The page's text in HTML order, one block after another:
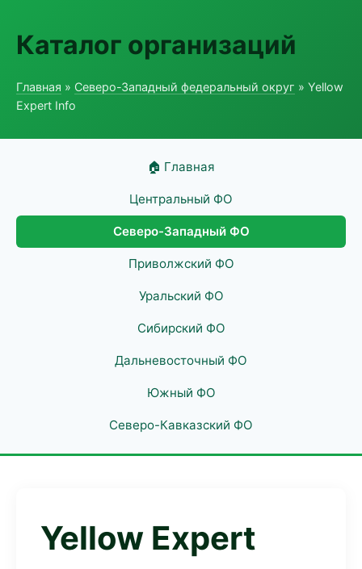
Каталог организаций
Главная » Северо-Западный федеральный округ » Yellow
Expert Info
🏠 Главная
Центральный ФО
Северо-Западный ФО
Приволжский ФО
Уральский ФО
Сибирский ФО
Дальневосточный ФО
Южный ФО
Северо-Кавказский ФО
Yellow Expert